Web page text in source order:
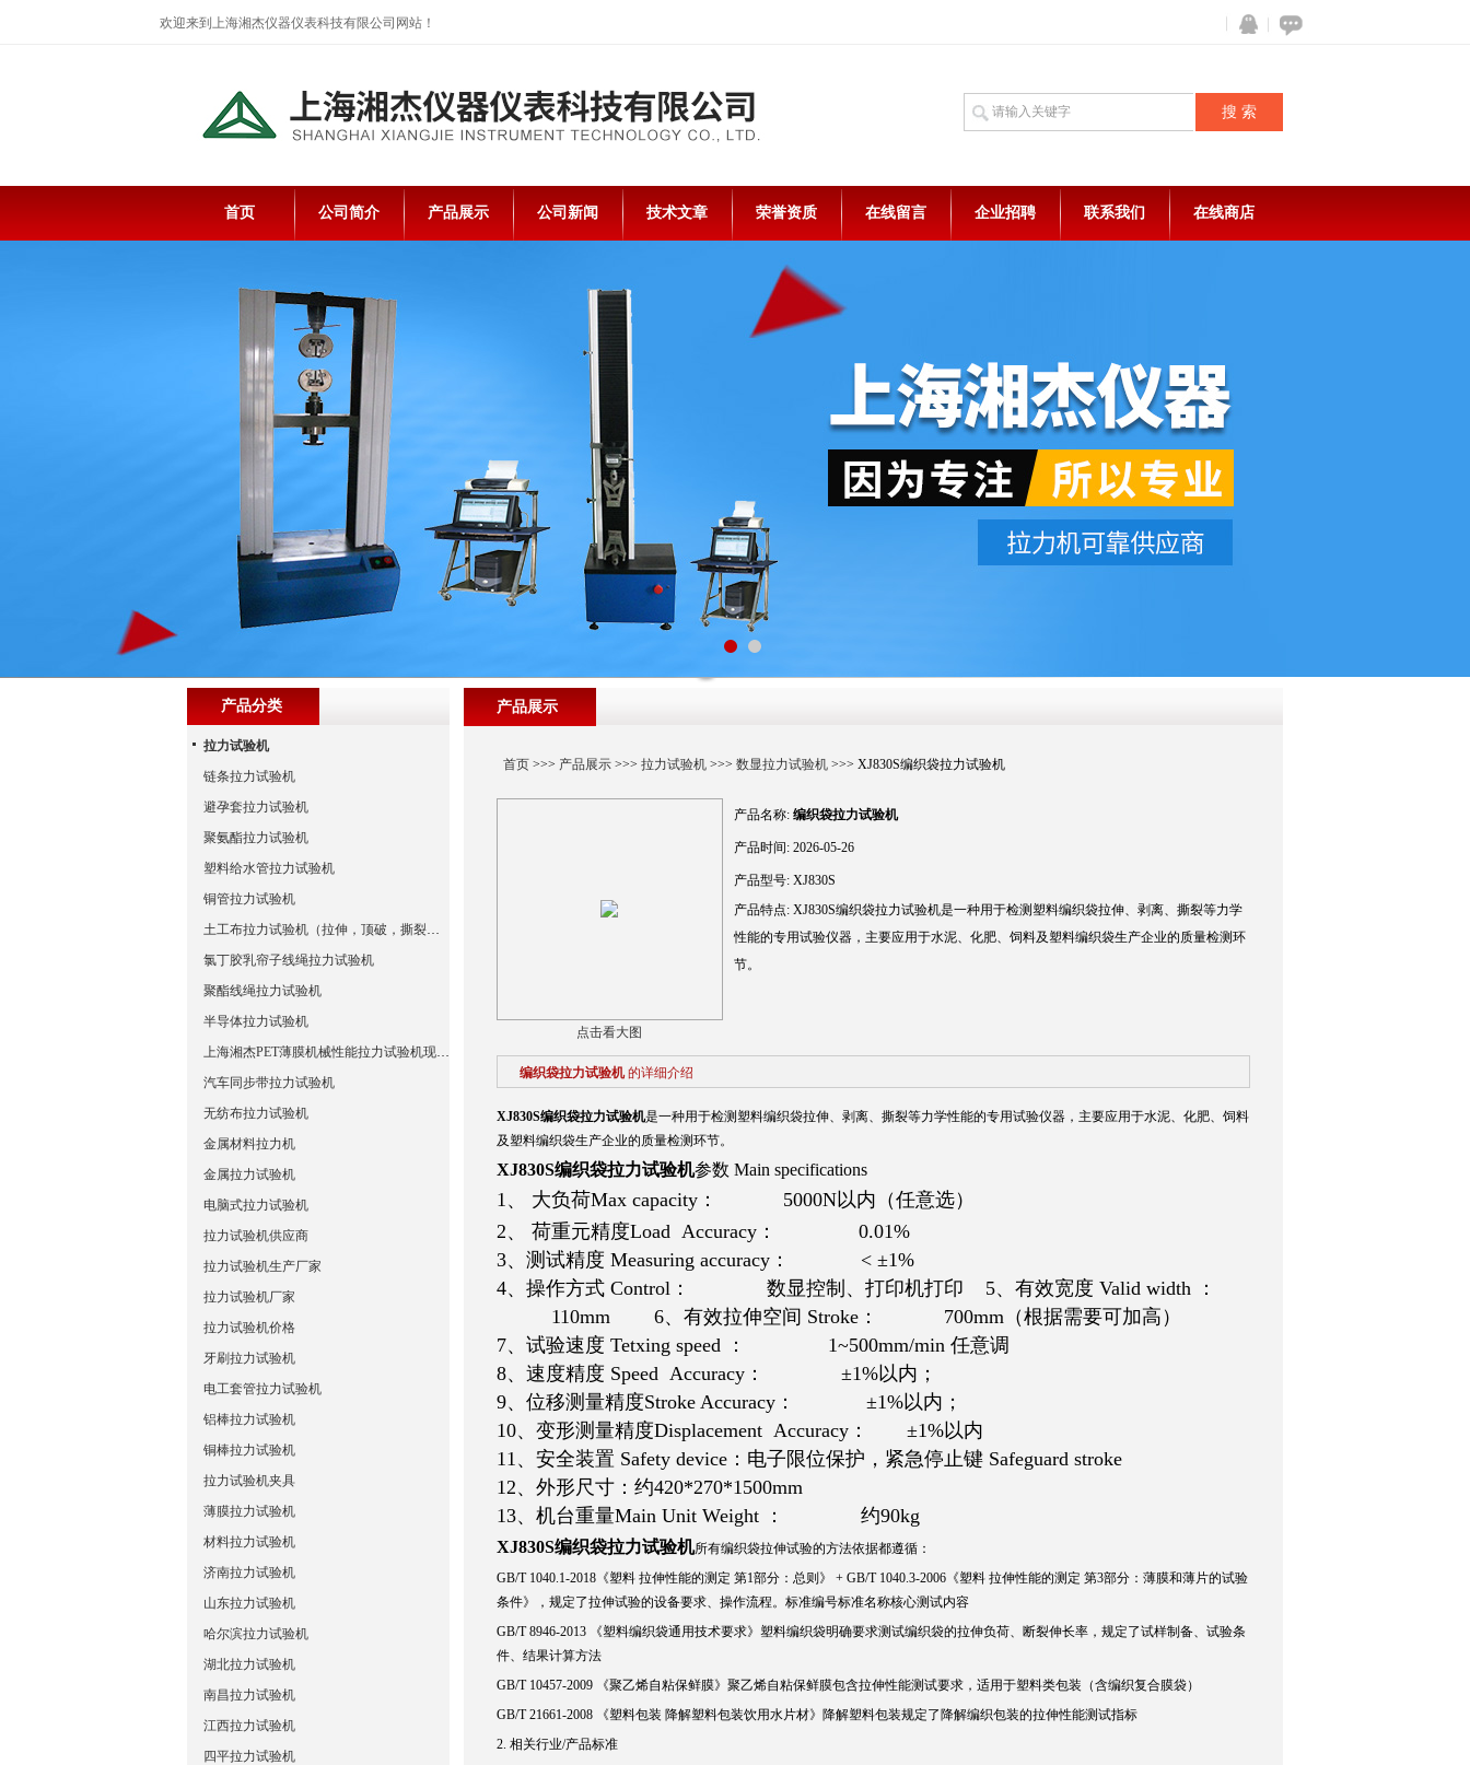
欢迎来到上海湘杰仪器仪表科技有限公司网站！
首页 公司简介 产品展示 公司新闻 技术文章 荣誉资质 在线留言 企业招聘 联系我们 在线商店
产品展示
首页>>> 产品展示>>> 拉力试验机>>> 数显拉力试验机>>> XJ830S编织袋拉力试验机
点击看大图
产品名称: 编织袋拉力试验机
产品时间: 2026-05-26
产品型号: XJ830S
产品特点: XJ830S编织袋拉力试验机是一种用于检测塑料编织袋拉伸、剥离、撕裂等力学
性能的专用试验仪器，主要应用于水泥、化肥、饲料及塑料编织袋生产企业的质量检测环
节。
编织袋拉力试验机 的详细介绍
XJ830S编织袋拉力试验机是一种用于检测塑料编织袋拉伸、剥离、撕裂等力学性能的专用试验仪器，主要应用于水泥、化肥、饲料
及塑料编织袋生产企业的质量检测环节。
XJ830S编织袋拉力试验机参数 Main specifications
1、
大负荷Max capacity： 5000N以内（任意选）
2、
荷重元精度Load Accuracy： 0.01%
3、测试精度 Measuring accuracy： < ±1%
4、操作方式 Control： 数显控制、打印机打印 5、有效宽度 Valid width ：
110mm 6、有效拉伸空间 Stroke： 700mm（根据需要可加高）
7、试验速度 Tetxing speed ： 1~500mm/min 任意调
8、速度精度 Speed Accuracy： ±1%以内；
9、位移测量精度Stroke Accuracy： ±1%以内；
10、变形测量精度Displacement Accuracy： ±1%以内
11、安全装置 Safety device：电子限位保护，紧急停止键 Safeguard stroke
12、外形尺寸：约420*270*1500mm
13、机台重量Main Unit Weight ： 约90kg
XJ830S编织袋拉力试验机所有编织袋拉伸试验的‌方法依据‌都遵循：
‌GB/T 1040.1-2018《塑料 拉伸性能的测定 第1部分：总则》‌ + ‌GB/T 1040.3-2006《塑料 拉伸性能的测定 第3部分：薄膜和薄片的试验
条件》‌，规定了拉伸试验的设备要求、操作流程。标准编号标准名称核心测试内容
‌GB/T 8946-2013‌ 《塑料编织袋通用技术要求》 塑料编织袋明确要求测试编织袋的拉伸负荷、断裂伸长率，规定了试样制备、试验条
件、结果计算方法
‌GB/T 10457-2009‌ 《聚乙烯自粘保鲜膜》 聚乙烯自粘保鲜膜包含拉伸性能测试要求，适用于塑料类包装（含编织复合膜袋）
‌GB/T 21661-2008‌ 《塑料包装 降解塑料包装饮用水片材》 降解塑料包装规定了降解编织包装的拉伸性能测试指标
2. 相关行业/产品标准
产品分类
拉力试验机
链条拉力试验机
避孕套拉力试验机
聚氨酯拉力试验机
塑料给水管拉力试验机
铜管拉力试验机
土工布拉力试验机（拉伸，顶破，撕裂试验标准）
氯丁胶乳帘子线绳拉力试验机
聚酯线绳拉力试验机
半导体拉力试验机
上海湘杰PET薄膜机械性能拉力试验机现货直销
汽车同步带拉力试验机
无纺布拉力试验机
金属材料拉力机
金属拉力试验机
电脑式拉力试验机
拉力试验机供应商
拉力试验机生产厂家
拉力试验机厂家
拉力试验机价格
牙刷拉力试验机
电工套管拉力试验机
铝棒拉力试验机
铜棒拉力试验机
拉力试验机夹具
薄膜拉力试验机
材料拉力试验机
济南拉力试验机
山东拉力试验机
哈尔滨拉力试验机
湖北拉力试验机
南昌拉力试验机
江西拉力试验机
四平拉力试验机